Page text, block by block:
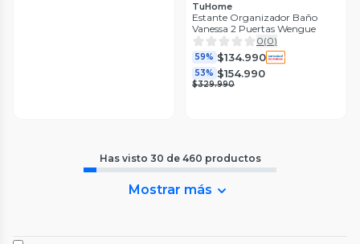
TuHome
Estante Organizador Baño
Vanessa 2 Puertas Wengue
0(0)
59% $134.990
53% $154.990
$329.990
Has visto 30 de 460 productos
Mostrar más